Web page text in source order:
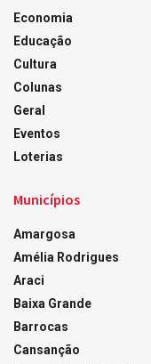
Economia
Educação
Cultura
Colunas
Geral
Eventos
Loterias
Municípios
Amargosa
Amélia Rodrigues
Araci
Baixa Grande
Barrocas
Cansanção